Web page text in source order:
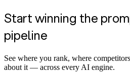
Start winning the
pipeline
See where you rank, where
about it — across every AI engine.